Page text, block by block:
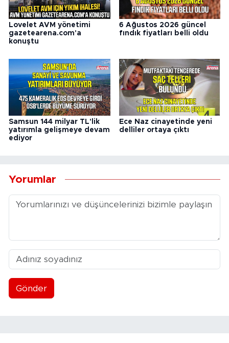
Lovelet AVM yönetimi
gazetearena.com'a
konuştu
6 Ağustos 2026 güncel
fındık fiyatları belli oldu
Samsun 144 milyar TL'lik
yatırımla gelişmeye devam
ediyor
Ece Naz cinayetinde yeni
delliler ortaya çıktı
Yorumlar
Gönder